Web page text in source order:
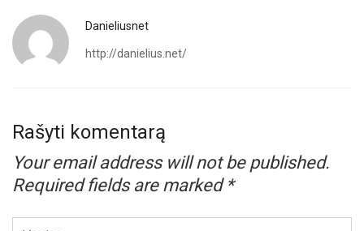
Danieliusnet
http://danielius.net/
Rašyti komentarą
Your email address will not be published.
Required fields are marked *